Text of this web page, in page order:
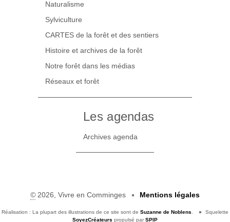
Naturalisme
Sylviculture
CARTES de la forêt et des sentiers
Histoire et archives de la forêt
Notre forêt dans les médias
Réseaux et forêt
Les agendas
Archives agenda
©2026, Vivre en Comminges Mentions légales
Réalisation : La plupart des illustrations de ce site sont deSuzanne de Noblens
Squelette
SoyezCréateurs propulsé par SPIP